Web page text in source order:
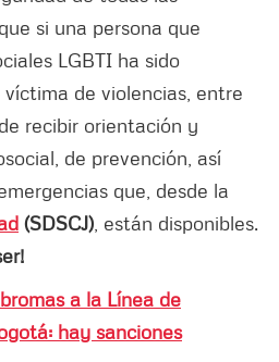
si una persona que
LGBTI ha sido
de violencias, entre
recibir orientación y
de prevención, así
que, desde la
(SDSCJ) , están disponibles.
a la Línea de
hay sanciones